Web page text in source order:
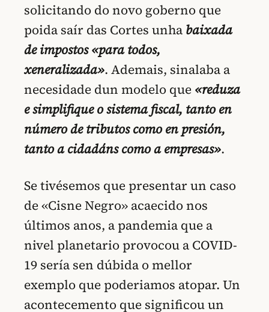
solicitando do novo goberno que
poida saír das Cortes unha baixada
de impostos «para todos,
xeneralizada». Ademais, sinalaba a
necesidade dun modelo que «reduza
e simplifique o sistema fiscal, tanto en
número de tributos como en presión,
tanto a cidadáns como a empresas».
Se tivésemos que presentar un caso
de «Cisne Negro» acaecido nos
últimos anos, a pandemia que a
nivel planetario provocou a COVID-
19 sería sen dúbida o mellor
exemplo que poderiamos atopar. Un
acontecemento que significou un